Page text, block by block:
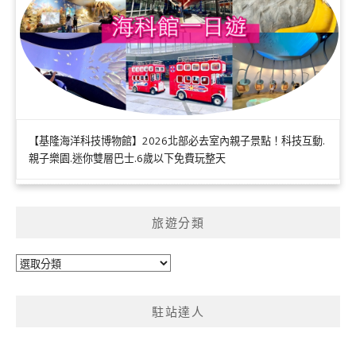
【基隆海洋科技博物館】2026北部必去室內親子景點！科技互動.
親子樂園.迷你雙層巴士.6歲以下免費玩整天
旅遊分類
旅
駐站達人